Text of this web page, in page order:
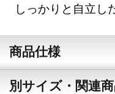
しっかりと自立し
商品仕様
別サイズ・関連